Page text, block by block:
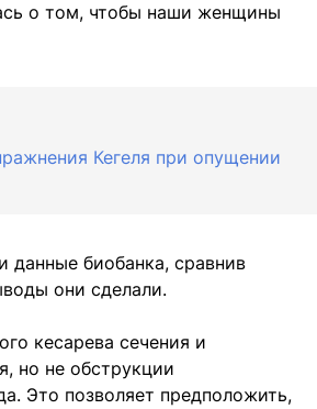
о том, чтобы наши женщины
Кегеля при опущении
данные биобанка, сравнив
они сделали.
кесарева сечения и
но не обструкции
Это позволяет предположить,